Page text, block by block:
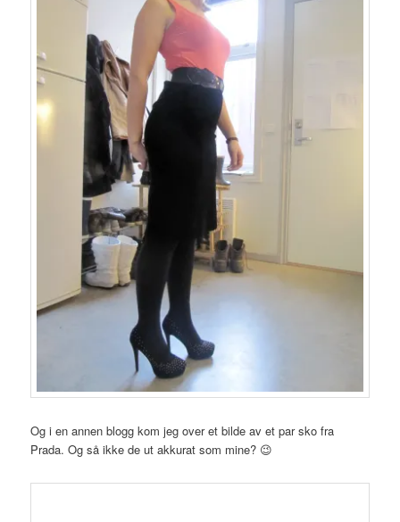
Og i en annen blogg kom jeg over et bilde av et par sko fra
Prada. Og så ikke de ut akkurat som mine? 😉